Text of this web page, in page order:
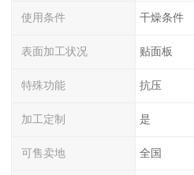
使用条件 干燥条件
表面加工状况 贴面板
特殊功能 抗压
加工定制 是
可售卖地 全国